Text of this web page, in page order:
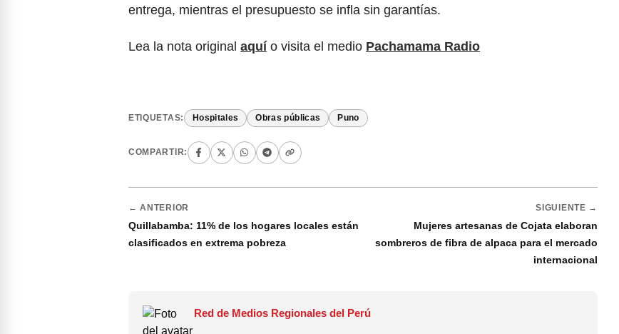
entrega, mientras el presupuesto se infla sin garantías.
Lea la nota original aquío visita el medio Pachamama Radio
ETIQUETAS: Hospitales Obras públicas Puno
COMPARTIR:
← ANTERIOR
Quillabamba: 11% de los hogares locales están
clasificados en extrema pobreza
SIGUIENTE →
Mujeres artesanas de Cojata elaboran
sombreros de fibra de alpaca para el mercado
internacional
Red de Medios Regionales del Perú